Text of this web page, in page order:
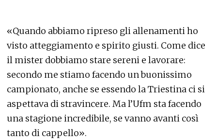
«Quando abbiamo ripreso gli allenamenti ho
visto atteggiamento e spirito giusti. Come dice
il mister dobbiamo stare sereni e lavorare:
secondo me stiamo facendo un buonissimo
campionato, anche se essendo la Triestina ci si
aspettava di stravincere. Ma l’Ufm sta facendo
una stagione incredibile, se vanno avanti così
tanto di cappello».